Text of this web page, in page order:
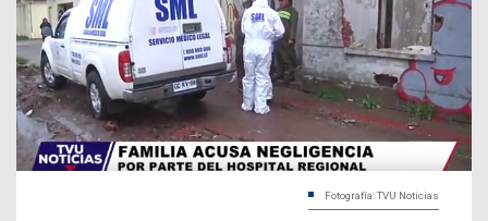
Fotografía: TVU Noticias